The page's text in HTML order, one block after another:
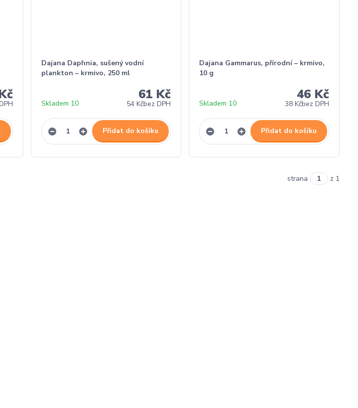
Dajana Daphnia, sušený vodní
plankton – krmivo, 250 ml
61 Kč
54 Kčbez DPH
Skladem 10
Přidat do košíku
Dajana Gammarus, přírodní – krmivo,
10 g
46 Kč
38 Kčbez DPH
Skladem 10
Přidat do košíku
strana z 1